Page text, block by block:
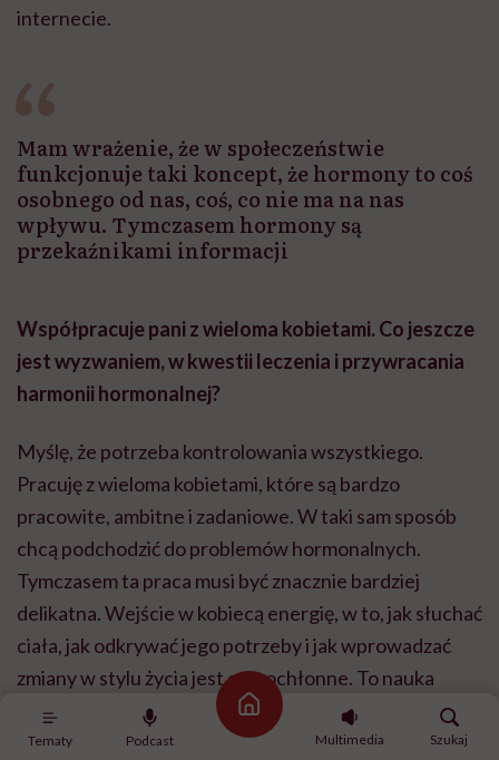
Tematy Podcast
Strona główna
Multimedia
Szukaj
internecie.
Mam wrażenie, że w społeczeństwie
funkcjonuje taki koncept, że hormony to coś
osobnego od nas, coś, co nie ma na nas
wpływu. Tymczasem hormony są
przekaźnikami informacji
Współpracuje pani z wieloma kobietami. Co jeszcze
jest wyzwaniem, w kwestii leczenia i przywracania
harmonii hormonalnej?
Myślę, że potrzeba kontrolowania wszystkiego.
Pracuję z wieloma kobietami, które są bardzo
pracowite, ambitne i zadaniowe. W taki sam sposób
chcą podchodzić do problemów hormonalnych.
Tymczasem ta praca musi być znacznie bardziej
delikatna. Wejście w kobiecą energię, w to, jak słuchać
ciała, jak odkrywać jego potrzeby i jak wprowadzać
zmiany w stylu życia jest czasochłonne. To nauka
odpuszczania, przyglądania się sobie, dostrzegania
subtelności. XXI wiek uczy nas szybkiego życia,